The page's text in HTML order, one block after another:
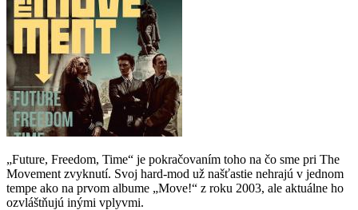
„Future, Freedom, Time“ je pokračovaním toho na čo sme pri The
Movement zvyknutí. Svoj hard-mod už našťastie nehrajú v jednom
tempe ako na prvom albume „Move!“ z roku 2003, ale aktuálne ho
ozvláštňujú inými vplyvmi.